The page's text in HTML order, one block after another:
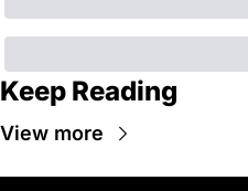
Keep Reading
View more